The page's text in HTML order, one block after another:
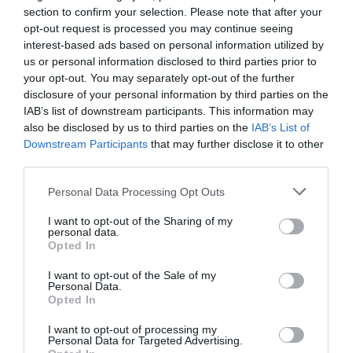
section to confirm your selection. Please note that after your
opt-out request is processed you may continue seeing
interest-based ads based on personal information utilized by
us or personal information disclosed to third parties prior to
your opt-out. You may separately opt-out of the further
disclosure of your personal information by third parties on the
IAB’s list of downstream participants. This information may
also be disclosed by us to third parties on the IAB’s List of
Downstream Participants that may further disclose it to other
Personal Data Processing Opt Outs
I want to opt-out of the Sharing of my
personal data.
Opted In
I want to opt-out of the Sale of my
Personal Data.
Opted In
I want to opt-out of processing my
Personal Data for Targeted Advertising.
Índex2P
ASO
tipología de activos, marcas, categorías de producto y
valor económico aproximado de cada acuerdo. Si
quieres más información, contacta con nosotros a
través deintelligence@2playbook.com .
Añadir2Playbookcomo fuente preferida de Google
de forma gratuita
Mantente informado con las últimas noticias de actualidad.
ACTIVAR AHORA